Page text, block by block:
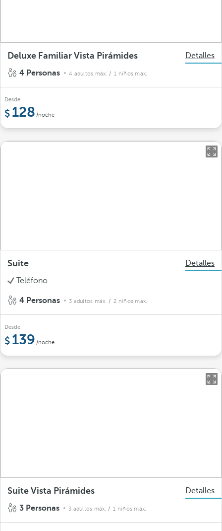
Deluxe Familiar Vista Pirámides
Detalles
4 Personas
4 adultos máx. / 1 niños máx.
Desde
128 /noche
Suite
Detalles
Teléfono
4 Personas 3 adultos máx. / 2 niños máx.
Desde
139 /noche
Suite Vista Pirámides
Detalles
3 Personas
3 adultos máx. / 1 niños máx.